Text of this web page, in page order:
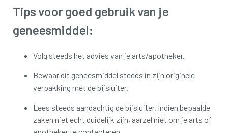
Tips voor goed gebruik van je
geneesmiddel:
Volg steeds het advies van je arts/apotheker.
Bewaar dit geneesmiddel steeds in zijn originele
verpakking mét de bijsluiter.
Lees steeds aandachtig de bijsluiter. Indien bepaalde
zaken niet echt duidelijk zijn, aarzel niet om je arts of